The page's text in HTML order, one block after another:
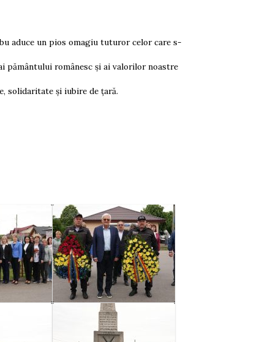
un pios omagiu tuturor celor care s-
românesc și ai valorilor noastre
solidaritate și iubire de țară.